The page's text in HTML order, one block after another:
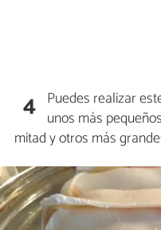
4 Puedes realizar
unos más
mitad y otros más